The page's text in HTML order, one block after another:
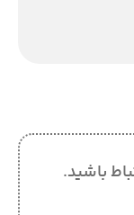
باشید.